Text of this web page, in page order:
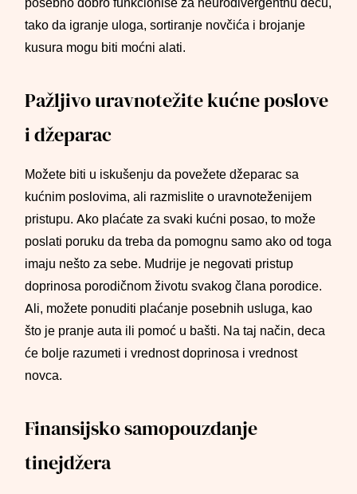
tako da igranje uloga, sortiranje novčića i brojanje
kusura mogu biti moćni alati.
Pažljivo uravnotežite kućne poslove
i džeparac
Možete biti u iskušenju da povežete džeparac sa
kućnim poslovima, ali razmislite o uravnoteženijem
pristupu. Ako plaćate za svaki kućni posao, to može
poslati poruku da treba da pomognu samo ako od toga
imaju nešto za sebe. Mudrije je negovati pristup
doprinosa porodičnom životu svakog člana porodice.
Ali, možete ponuditi plaćanje posebnih usluga, kao
što je pranje auta ili pomoć u bašti. Na taj način, deca
će bolje razumeti i vrednost doprinosa i vrednost
novca.
Finansijsko samopouzdanje
tinejdžera